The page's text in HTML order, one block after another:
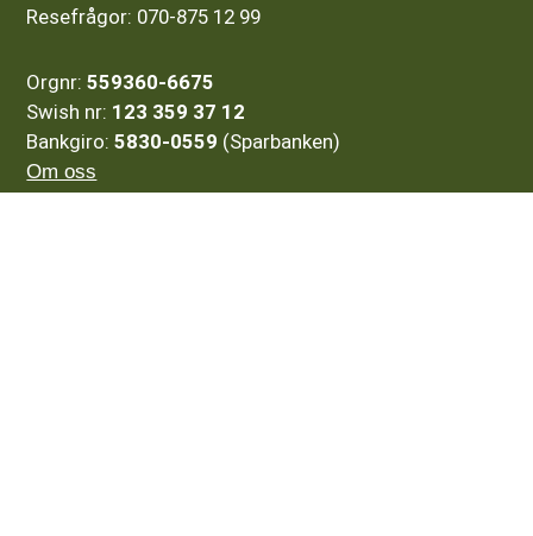
Resefrågor: 070-875 12 99
Orgnr:559360-6675
Swish nr: 123 359 37 12
Bankgiro:5830-0559 (Sparbanken)
Om oss